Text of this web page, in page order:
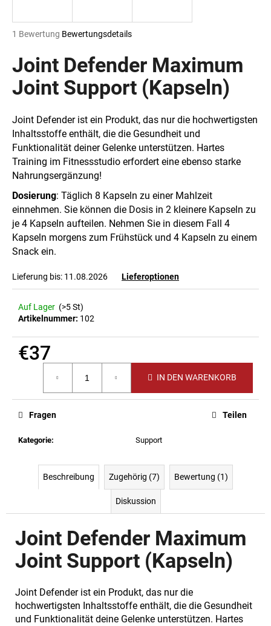
Die
Produktbewertung
ist
5,0
von
Sternen.
1 Bewertung Bewertungsdetails
Joint Defender Maximum
Joint Support (Kapseln)
Joint Defender ist ein Produkt, das nur die hochwertigsten
Inhaltsstoffe enthält, die die Gesundheit und
Funktionalität deiner Gelenke unterstützen. Hartes
Training im Fitnessstudio erfordert eine ebenso starke
Nahrungsergänzung!
Dosierung: Täglich 8 Kapseln zu einer Mahlzeit
einnehmen. Sie können die Dosis in 2 kleinere Kapseln zu
je 4 Kapseln aufteilen. Nehmen Sie in diesem Fall 4
Kapseln morgens zum Frühstück und 4 Kapseln zu einem
Snack ein.
Lieferung bis: 11.08.2026 Lieferoptionen
Auf Lager (>5 St)
Artikelnummer: 102
€37
IN DEN WARENKORB
Kategorie: Support
Fragen Teilen
Beschreibung Zugehörig (7) Bewertung (1)
Diskussion
Joint Defender Maximum
Joint Support (Kapseln)
Joint Defender ist ein Produkt, das nur die
hochwertigsten Inhaltsstoffe enthält, die die Gesundheit
und Funktionalität deine Gelenke unterstützen. Hartes
W
r
e
m
p
f
e
h
l
e
n
ZELENÉ
TRIKO
RICH
SANTA
(LIMITKA)
€37
Ursprünglich:
€41,10